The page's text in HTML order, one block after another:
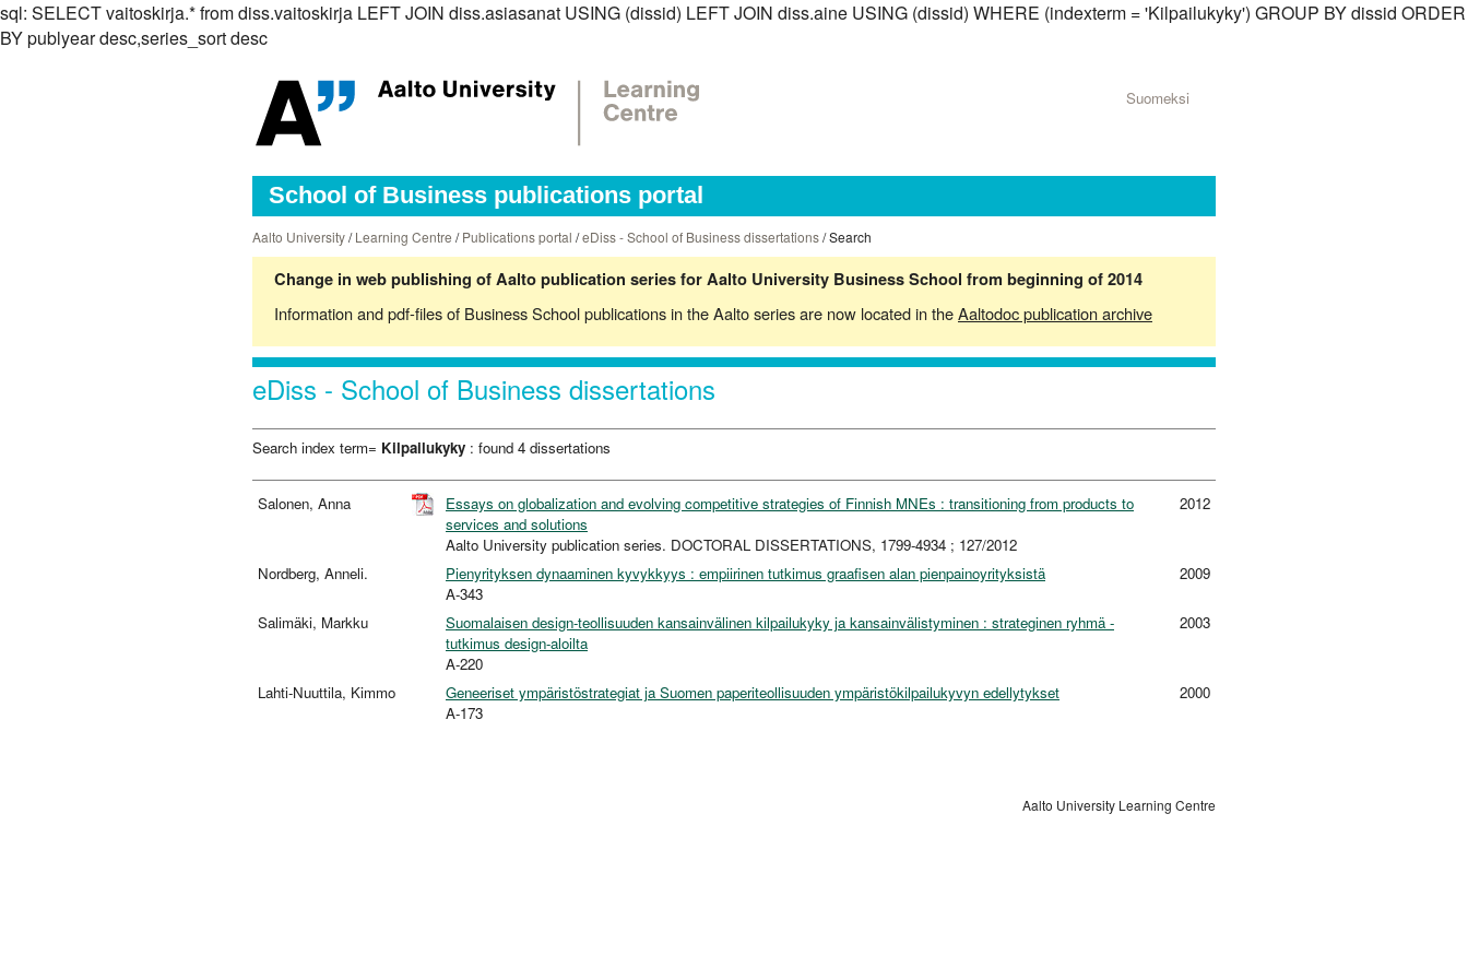
sql: SELECT vaitoskirja.* from diss.vaitoskirja LEFT JOIN diss.asiasanat USING (dissid) LEFT JOIN diss.aine USING (dissid) WHERE (indexterm = 'Kilpailukyky') GROUP BY dissid ORDER
BY publyear desc,series_sort desc
Suomeksi
School of Business publications portal
Aalto University/Learning Centre /Publications portal /eDiss - School of Business dissertations/ Search
Change in web publishing of Aalto publication series for Aalto University Business School from beginning of 2014
Information and pdf-files of Business School publications in the Aalto series are now located in theAaltodoc publication archive
eDiss - School of Business dissertations
Search index term= Kilpailukyky : found 4 dissertations
Salonen, Anna
Essays on globalization and evolving competitive strategies of Finnish MNEs : transitioning from products to
services and solutions
Aalto University publication series. DOCTORAL DISSERTATIONS, 1799-4934 ; 127/2012
2012
Nordberg, Anneli.
Pienyrityksen dynaaminen kyvykkyys : empiirinen tutkimus graafisen alan pienpainoyrityksistä
A-343
2009
Salimäki, Markku
Suomalaisen design-teollisuuden kansainvälinen kilpailukyky ja kansainvälistyminen : strateginen ryhmä -
tutkimus design-aloilta
A-220
2003
Lahti-Nuuttila, Kimmo
Geneeriset ympäristöstrategiat ja Suomen paperiteollisuuden ympäristökilpailukyvyn edellytykset
A-173
2000
Aalto University Learning Centre